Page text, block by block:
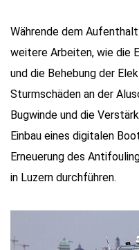
Währende dem
weitere Arbeiten, wie die
und die Behebung der
Sturmschäden an der
Bugwinde und die
Einbau eines digitalen
Erneuerung des
in Luzern durchführen.